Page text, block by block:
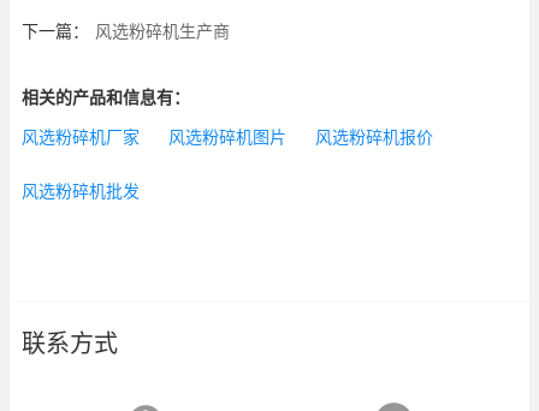
下一篇： 风选粉碎机生产商
相关的产品和信息有：
风选粉碎机厂家 风选粉碎机图片 风选粉碎机报价
风选粉碎机批发
联系方式